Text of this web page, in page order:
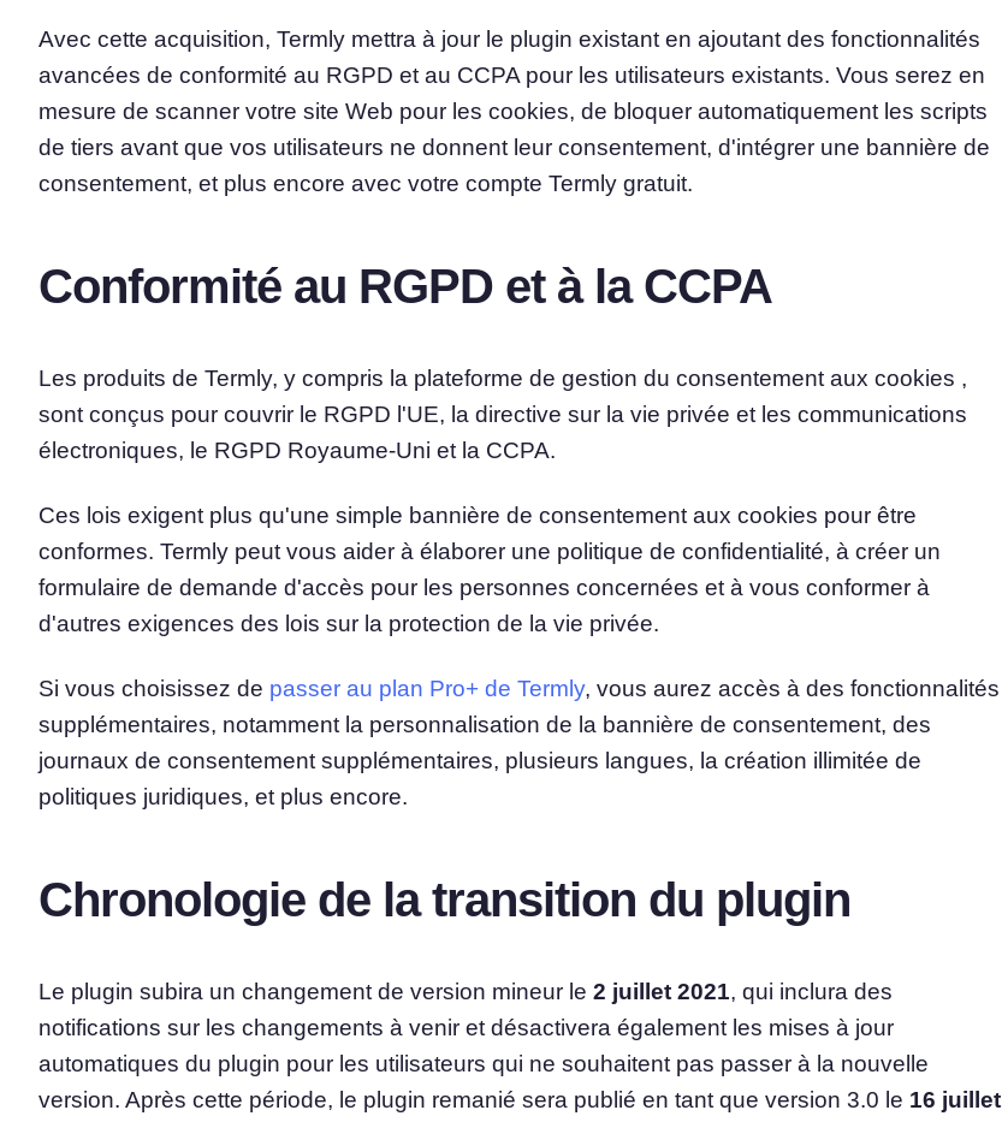
Avec cette acquisition, Termly mettra à jour le plugin existant en ajoutant des fonctionnalités
avancées de conformité au RGPD et au CCPA pour les utilisateurs existants. Vous serez en
mesure de scanner votre site Web pour les cookies, de bloquer automatiquement les scripts
de tiers avant que vos utilisateurs ne donnent leur consentement, d'intégrer une bannière de
consentement, et plus encore avec votre compte Termly gratuit.
Conformité au RGPD et à la CCPA
Les produits de Termly, y compris la plateforme de gestion du consentement aux cookies ,
sont conçus pour couvrir le RGPD l'UE, la directive sur la vie privée et les communications
électroniques, le RGPD Royaume-Uni et la CCPA.
Ces lois exigent plus qu'une simple bannière de consentement aux cookies pour être
conformes. Termly peut vous aider à élaborer une politique de confidentialité, à créer un
formulaire de demande d'accès pour les personnes concernées et à vous conformer à
d'autres exigences des lois sur la protection de la vie privée.
Si vous choisissez de passer au plan Pro+ de Termly, vous aurez accès à des fonctionnalités
supplémentaires, notamment la personnalisation de la bannière de consentement, des
journaux de consentement supplémentaires, plusieurs langues, la création illimitée de
politiques juridiques, et plus encore.
Chronologie de la transition du plugin
Le plugin subira un changement de version mineur le 2 juillet 2021, qui inclura des
notifications sur les changements à venir et désactivera également les mises à jour
automatiques du plugin pour les utilisateurs qui ne souhaitent pas passer à la nouvelle
version. Après cette période, le plugin remanié sera publié en tant que version 3.0 le 16 juillet